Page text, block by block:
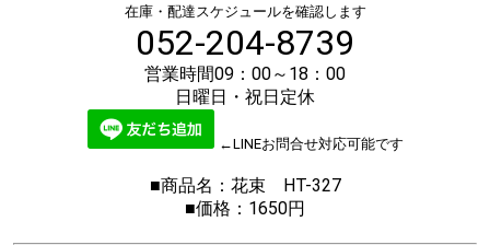
在庫・配達スケジュールを確認します
052-204-8739
営業時間09：00～18：00
日曜日・祝日定休
←LINEお問合せ対応可能です
■商品名：花束 HT-327
■価格：1650円